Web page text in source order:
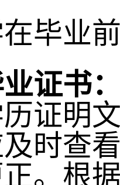
毕业
证书
证明
时查
。根